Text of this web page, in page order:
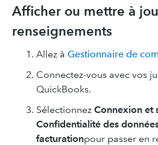
Afficher ou mettre à
renseignements
Allez à Gestionnaire de
Connectez-vous avec vos
QuickBooks.
Sélectionnez Connexion et
Confidentialité des
facturationpour passer en